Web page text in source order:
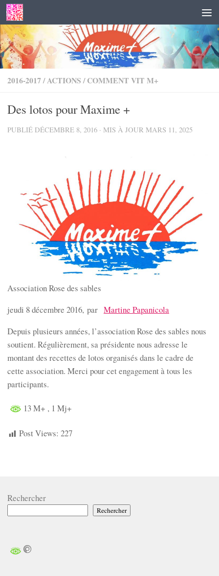
Skip to content
2016-2017/ACTIONS / COMMENT VIT M+
Des lotos pour Maxime +
PUBLIÉ DÉCEMBRE 8, 2016 · MIS À JOUR MARS 11, 2025
Association Rose des sables
jeudi 8 décembre 2016, par Martine Papanicola
Depuis plusieurs années, l’association Rose des sables nous
soutient. Régulièrement, sa présidente nous adresse le
montant des recettes de lotos organisés dans le cadre de
cette association. Merci pour cet engagement à tous les
participants.
13 M+ , 1 Mj+
Post Views: 227
Rechercher
Rechercher